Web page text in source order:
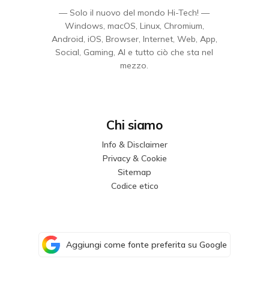
— Solo il nuovo del mondo Hi-Tech! —
Windows, macOS, Linux, Chromium,
Android, iOS, Browser, Internet, Web, App,
Social, Gaming, AI e tutto ciò che sta nel
mezzo.
Chi siamo
Info & Disclaimer
Privacy & Cookie
Sitemap
Codice etico
Aggiungi come fonte preferita su Google